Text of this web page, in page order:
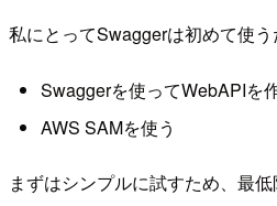
私にとってSwaggerは初めて使
Swaggerを使ってWebAPIを
AWS SAMを使う
まずはシンプルに試すため、最